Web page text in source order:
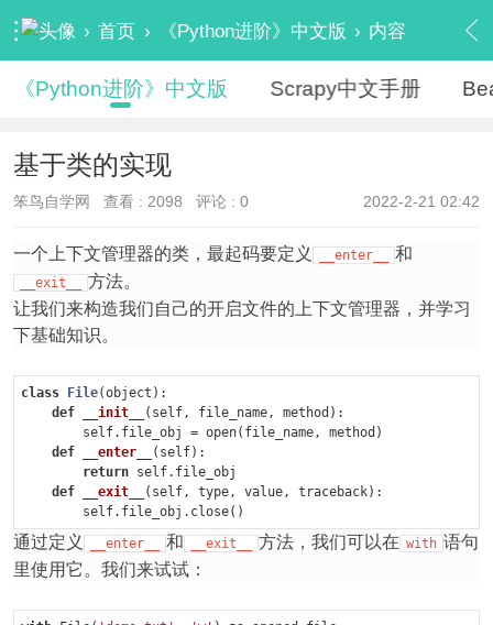
› 首页 › 《Python进阶》中文版 › 内容
《Python进阶》中文版 Scrapy中文手册
基于类的实现
2022-2-21 02:42
笨鸟自学网 查看 : 2098 评论 : 0
一个上下文管理器的类，最起码要定义 __enter__ 和
__exit__
方法。
让我们来构造我们自己的开启文件的上下文管理器，并学习
下基础知识。
class File(object) :
def
__init__ (self, file_name, method) :
        self.file_obj = open(file_name, method)
def
__enter__ (self) :
return self.file_obj
def
__exit__ (self, type, value, traceback) :
通过定义 __enter__ 和 __exit__ 方法，我们可以在 with 语句
里使用它。我们来试试：